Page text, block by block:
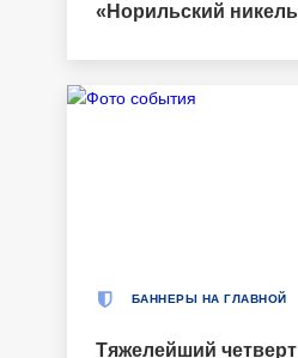
«Норильский
БАННЕРЫ НА ГЛАВНОЙ
Тяжелейший